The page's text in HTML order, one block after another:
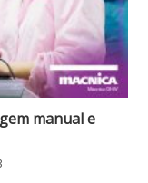
manual e